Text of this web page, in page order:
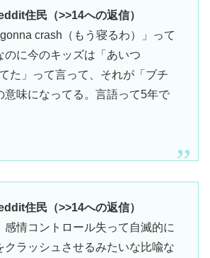
住民（>>14への返信）
crash（もう寝るわ）」って
のに今のキッズは「あいつ
た」って言って、それが「ブチ
意味になってる。言語って5年で
住民（>>14への返信）
感情コントロール失って自滅的に
クラッシュさせるみたいな比喩な